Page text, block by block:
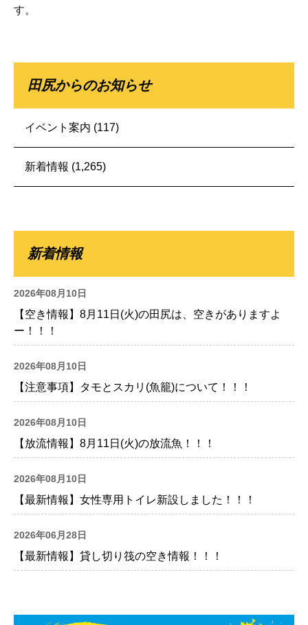
す。
田尻からのお知らせ
イベント案内 (117)
新着情報 (1,265)
新着情報
2026年08月10日
【空き情報】8月11日(火)の田尻は、空きがありますよ
ー！！！
2026年08月10日
【注意事項】タモとスカリ(魚籠)について！！！
2026年08月10日
【放流情報】8月11日(火)の放流魚！！！
2026年08月10日
【最新情報】女性専用トイレ新設しました！！！
2026年06月28日
【最新情報】貸し切り筏の空き情報！！！